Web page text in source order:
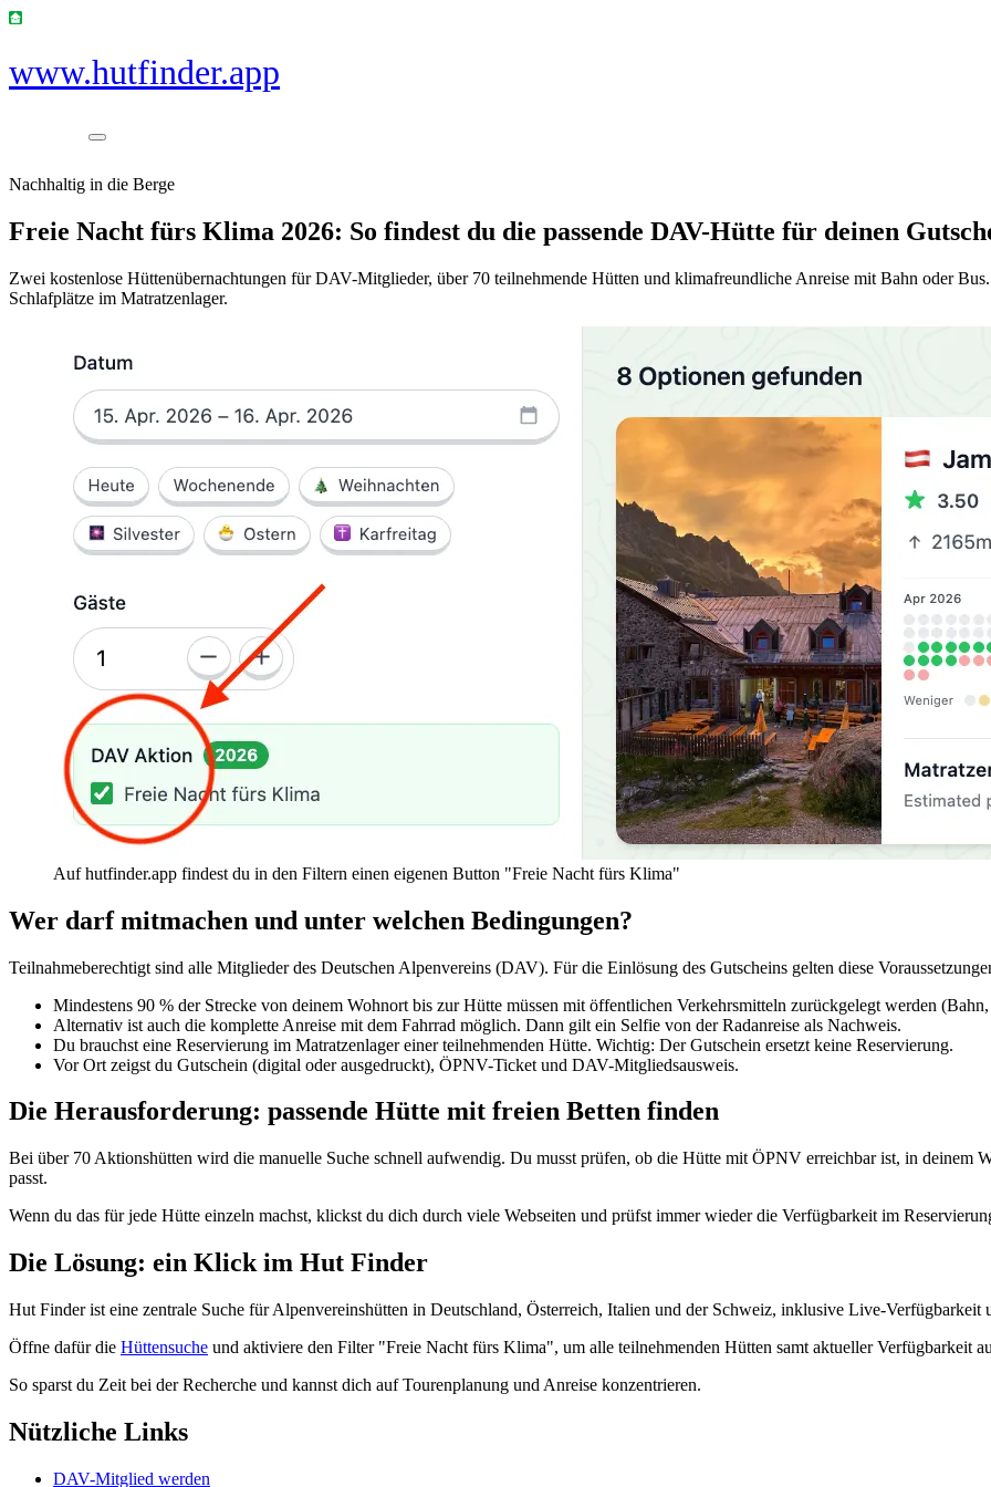
www.hutfinder.app
Nachhaltig in die Berge
Freie Nacht fürs Klima 2026: So findest du die passende DAV-Hütte für deinen
Zwei kostenlose Hüttenübernachtungen für DAV-Mitglieder, über 70 teilnehmende Hütten und klimafreundliche Anreise mit Bahn oder
Schlafplätze im Matratzenlager.
Auf hutfinder.app findest du in den Filtern einen eigenen Button "Freie Nacht fürs Klima"
Wer darf mitmachen und unter welchen Bedingungen?
Teilnahmeberechtigt sind alle Mitglieder des Deutschen Alpenvereins (DAV). Für die Einlösung des Gutscheins gelten diese
Mindestens 90 % der Strecke von deinem Wohnort bis zur Hütte müssen mit öffentlichen Verkehrsmitteln zurückgelegt werden
Alternativ ist auch die komplette Anreise mit dem Fahrrad möglich. Dann gilt ein Selfie von der Radanreise als Nachweis.
Du brauchst eine Reservierung im Matratzenlager einer teilnehmenden Hütte. Wichtig: Der Gutschein ersetzt keine Reservierung.
Vor Ort zeigst du Gutschein (digital oder ausgedruckt), ÖPNV-Ticket und DAV-Mitgliedsausweis.
Die Herausforderung: passende Hütte mit freien Betten finden
Bei über 70 Aktionshütten wird die manuelle Suche schnell aufwendig. Du musst prüfen, ob die Hütte mit ÖPNV erreichbar ist, in deinem
passt.
Wenn du das für jede Hütte einzeln machst, klickst du dich durch viele Webseiten und prüfst immer wieder die Verfügbarkeit im
Die Lösung: ein Klick im Hut Finder
Hut Finder ist eine zentrale Suche für Alpenvereinshütten in Deutschland, Österreich, Italien und der Schweiz, inklusive Live-Verfügbarkeit
Öffne dafür die Hüttensuche und aktiviere den Filter "Freie Nacht fürs Klima", um alle teilnehmenden Hütten samt aktueller Verfügbarkeit
So sparst du Zeit bei der Recherche und kannst dich auf Tourenplanung und Anreise konzentrieren.
Nützliche Links
DAV-Mitglied werden